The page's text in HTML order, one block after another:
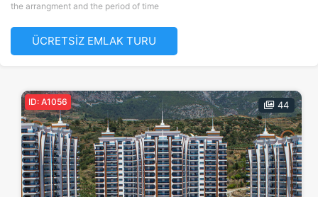
the arrangment and the period of time
ÜCRETSİZ EMLAK TURU
44
ID: A1056